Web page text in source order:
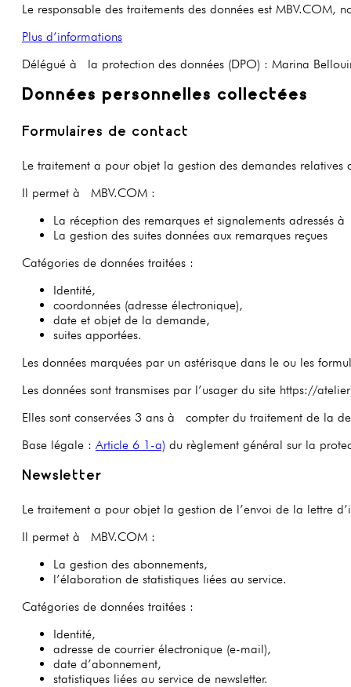
Le responsable des traitements des données est
Plus d’informations
Délégué à la protection des données (DPO) : Marina
Données personnelles collectées
Formulaires de contact
Le traitement a pour objet la gestion des demandes
Il permet à MBV.COM :
La réception des remarques et signalements adressés
La gestion des suites données aux remarques reçues
Catégories de données traitées :
Identité,
coordonnées (adresse électronique),
date et objet de la demande,
suites apportées.
Les données marquées par un astérisque dans le ou les
Les données sont transmises par l’usager du site https://
Elles sont conservées 3 ans à compter du traitement de la
Base légale : Article 6 1-a) du règlement général sur la
Newsletter
Le traitement a pour objet la gestion de l’envoi de la lettre
Il permet à MBV.COM :
La gestion des abonnements,
l’élaboration de statistiques liées au service.
Catégories de données traitées :
Identité,
adresse de courrier électronique (e-mail),
date d’abonnement,
statistiques liées au service de newsletter.